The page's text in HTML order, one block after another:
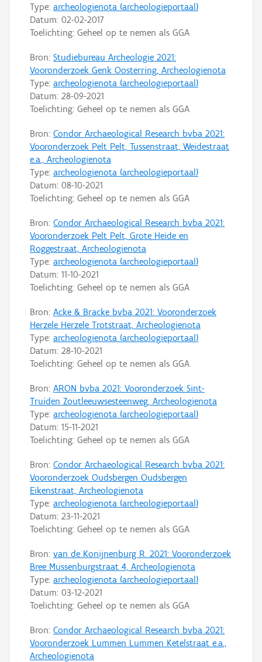
Type: archeologienota (archeologieportaal)
Datum: 02-02-2017
Toelichting: Geheel op te nemen als GGA
Bron: Studiebureau Archeologie 2021:
Vooronderzoek Genk Oosterring, Archeologienota
Type: archeologienota (archeologieportaal)
Datum: 28-09-2021
Toelichting: Geheel op te nemen als GGA
Bron: Condor Archaeological Research bvba 2021:
Vooronderzoek Pelt Pelt, Tussenstraat, Weidestraat
e.a., Archeologienota
Type: archeologienota (archeologieportaal)
Datum: 08-10-2021
Toelichting: Geheel op te nemen als GGA
Bron: Condor Archaeological Research bvba 2021:
Vooronderzoek Pelt Pelt, Grote Heide en
Roggestraat, Archeologienota
Type: archeologienota (archeologieportaal)
Datum: 11-10-2021
Toelichting: Geheel op te nemen als GGA
Bron: Acke & Bracke bvba 2021: Vooronderzoek
Herzele Herzele Trotstraat, Archeologienota
Type: archeologienota (archeologieportaal)
Datum: 28-10-2021
Toelichting: Geheel op te nemen als GGA
Bron: ARON bvba 2021: Vooronderzoek Sint-
Truiden Zoutleeuwsesteenweg, Archeologienota
Type: archeologienota (archeologieportaal)
Datum: 15-11-2021
Toelichting: Geheel op te nemen als GGA
Bron: Condor Archaeological Research bvba 2021:
Vooronderzoek Oudsbergen Oudsbergen
Eikenstraat, Archeologienota
Type: archeologienota (archeologieportaal)
Datum: 23-11-2021
Toelichting: Geheel op te nemen als GGA
Bron: van de Konijnenburg R. 2021: Vooronderzoek
Bree Mussenburgstraat 4, Archeologienota
Type: archeologienota (archeologieportaal)
Datum: 03-12-2021
Toelichting: Geheel op te nemen als GGA
Bron: Condor Archaeological Research bvba 2021:
Vooronderzoek Lummen Lummen Ketelstraat e.a.,
Archeologienota